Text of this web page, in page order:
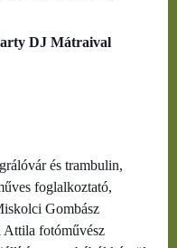
DJ Mátraival
és trambulin,
foglalkoztató,
Gombász
Attila fotóművész